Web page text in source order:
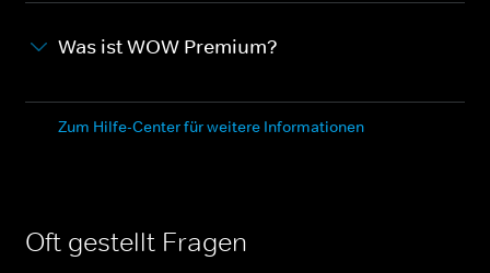
Was ist WOW Premium?
Zum Hilfe-Center für weitere Informationen
Oft gestellt Fragen